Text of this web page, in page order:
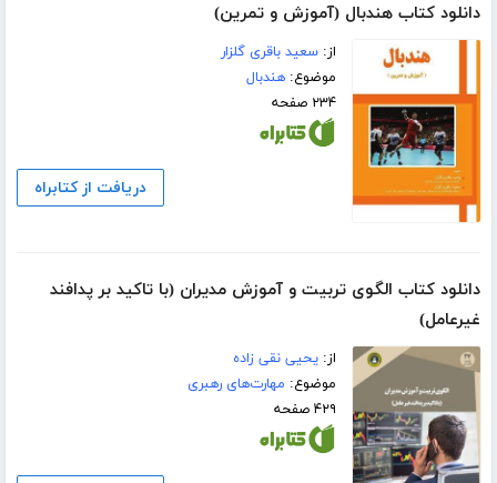
دانلود کتاب هندبال (آموزش و تمرین)
از:سعید باقری گلزار
موضوع:هندبال
۲۳۴ صفحه
دریافت از کتابراه
دانلود کتاب الگوی تربیت و آموزش مدیران (با تاکید بر پدافند
غیرعامل)
از:یحیی نقی زاده
موضوع: مهارت‌های رهبری
۴۲۹ صفحه